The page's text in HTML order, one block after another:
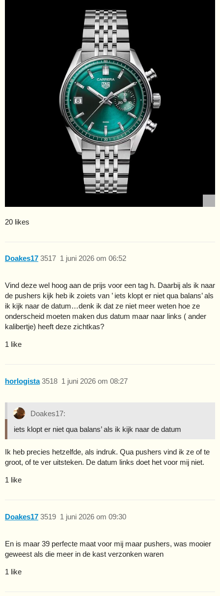
20 likes
Doakes17 1 juni 2026 om 06:52
3517
Vind deze wel hoog aan de prijs voor een tag h. Daarbij als ik naar
de pushers kijk heb ik zoiets van ’ iets klopt er niet qua balans’ als
ik kijk naar de datum…denk ik dat ze niet meer weten hoe ze
onderscheid moeten maken dus datum maar naar links ( ander
kalibertje) heeft deze zichtkas?
1 like
horlogista 1 juni 2026 om 08:27
3518
Doakes17:
iets klopt er niet qua balans’ als ik kijk naar de datum
Ik heb precies hetzelfde, als indruk. Qua pushers vind ik ze of te
groot, of te ver uitsteken. De datum links doet het voor mij niet.
1 like
Doakes17 1 juni 2026 om 09:30
3519
En is maar 39 perfecte maat voor mij maar pushers, was mooier
geweest als die meer in de kast verzonken waren
1 like